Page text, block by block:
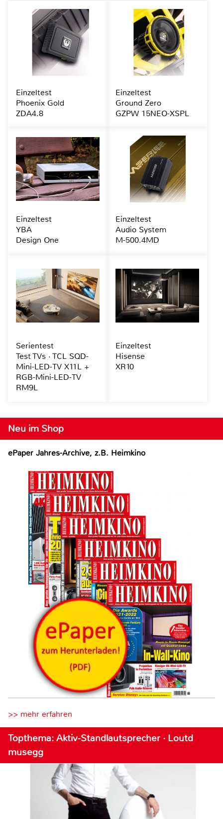
Neu im Shop
ePaper Jahres-Archive, z.B. Heimkino
>> mehr erfahren
Topthema: Aktiv-Standlautsprecher · Loutd
musegg
Einzeltest
Phoenix Gold
ZDA4.8
Einzeltest
Ground Zero
GZPW 15NEO-XSPL
Einzeltest
YBA
Design One
Einzeltest
Audio System
M-500.4MD
Serientest
Test TVs · TCL SQD-
Mini-LED-TV X11L +
RGB-Mini-LED-TV
RM9L
Einzeltest
Hisense
XR10